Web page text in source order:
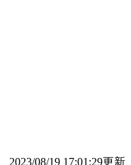
2023/08/19 17:01:29更新